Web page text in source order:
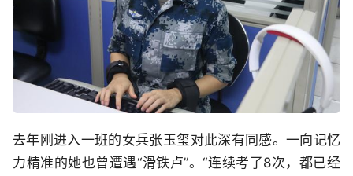
去年刚进入一班的女兵张玉玺对此深有同感。一向记忆
力精准的她也曾遭遇“滑铁卢”。“连续考了8次，都已经